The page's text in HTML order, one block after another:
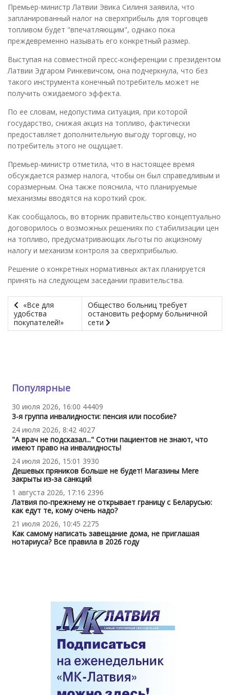
Премьер-министр Латвии Эвика Силиня заявила, что
запланированный налог на сверхприбыль для торговцев
топливом будет "впечатляющим", однако пока
преждевременно называть его конкретный размер.
Выступая на совместной пресс-конференции с президентом
Латвии Эдгаром Ринкевичсом, она подчеркнула, что без
такого инструмента конечный потребитель может не
получить ожидаемого эффекта.
По ее словам, недопустима ситуация, при которой
государство, снижая акциз на топливо, фактически
предоставляет дополнительную выгоду торговцу, но
потребитель этого не ощущает.
Премьер-министр отметила, что в настоящее время
обсуждается размер налога, чтобы он был справедливым и
соразмерным. Она также пояснила, что планируемые
механизмы вводятся на короткий срок.
Как сообщалось, во вторник правительство концептуально
договорилось о возможных решениях по стабилизации цен
на топливо, предусматривающих льготы по акцизному
налогу и механизм контроля за сверхприбылью.
Решение о конкретных нормативных актах планируется
принять на следующем заседании правительства.
«Все для
удобства
покупателей!»
Общество больниц требует
остановить реформу больничной
сети
Популярные
30 июля 2026, 16:00 44409
3-я группа инвалидности: пенсия или пособие?
24 июля 2026, 8:42 4027
"А врач не подсказал..." Сотни пациентов не знают, что
имеют право на инвалидность!
24 июля 2026, 15:01 3930
Дешевых пряников больше не будет! Магазины Mere
закрыты из-за санкций
1 августа 2026, 17:16 2396
Латвия по-прежнему не открывает границу с Беларусью:
как едут те, кому очень надо?
21 июля 2026, 10:45 2275
Как самому написать завещание дома, не приглашая
нотариуса? Все правила в 2026 году